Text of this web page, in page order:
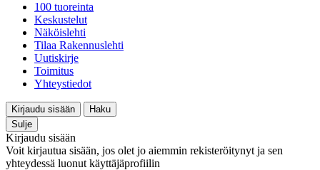
100 tuoreinta
Keskustelut
Näköislehti
Tilaa Rakennuslehti
Uutiskirje
Toimitus
Yhteystiedot
Kirjaudu sisään
Haku
Sulje
Kirjaudu sisään
Voit kirjautua sisään, jos olet jo aiemmin rekisteröitynyt ja sen
yhteydessä luonut käyttäjäprofiilin